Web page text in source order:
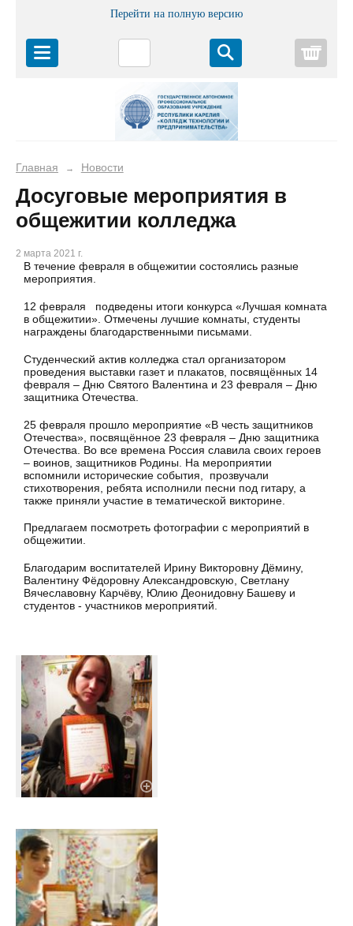
Перейти на полную версию
Главная → Новости
Досуговые мероприятия в
общежитии колледжа
2 марта 2021 г.
В течение февраля в общежитии состоялись разные
мероприятия.
12 февраля подведены итоги конкурса «Лучшая комната
в общежитии». Отмечены лучшие комнаты, студенты
награждены благодарственными письмами.
Студенческий актив колледжа стал организатором
проведения выставки газет и плакатов, посвящённых 14
февраля – Дню Святого Валентина и 23 февраля – Дню
защитника Отечества.
25 февраля прошло мероприятие «В честь защитников
Отечества», посвящённое 23 февраля – Дню защитника
Отечества. Во все времена Россия славила своих героев
– воинов, защитников Родины. На мероприятии
вспомнили исторические события, прозвучали
стихотворения, ребята исполнили песни под гитару, а
также приняли участие в тематической викторине.
Предлагаем посмотреть фотографии с мероприятий в
общежитии.
Благодарим воспитателей Ирину Викторовну Дёмину,
Валентину Фёдоровну Александровскую, Светлану
Вячеславовну Карчёву, Юлию Деонидовну Башеву и
студентов - участников мероприятий.